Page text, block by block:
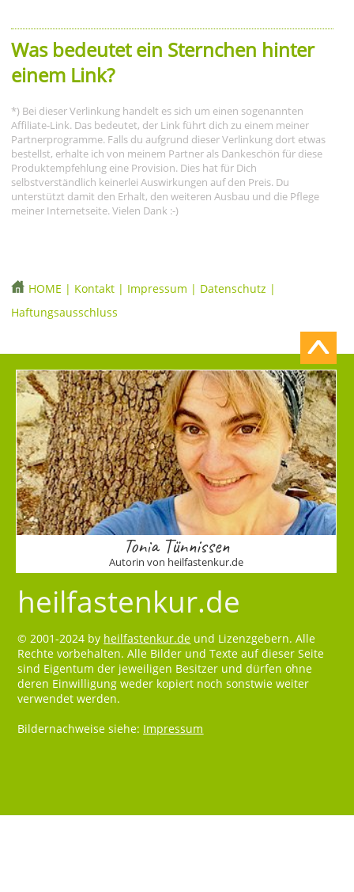
Was bedeutet ein Sternchen hinter
einem Link?
*) Bei dieser Verlinkung handelt es sich um einen sogenannten
Affiliate-Link. Das bedeutet, der Link führt dich zu einem meiner
Partnerprogramme. Falls du aufgrund dieser Verlinkung dort etwas
bestellst, erhalte ich von meinem Partner als Dankeschön für diese
Produktempfehlung eine Provision. Dies hat für Dich
selbstverständlich keinerlei Auswirkungen auf den Preis. Du
unterstützt damit den Erhalt, den weiteren Ausbau und die Pflege
meiner Internetseite. Vielen Dank :-)
HOME | Kontakt | Impressum | Datenschutz |
Haftungsausschluss
Tonia Tünnissen
Autorin von heilfastenkur.de
heilfastenkur.de
© 2001-2024 by heilfastenkur.de und Lizenzgebern. Alle
Rechte vorbehalten. Alle Bilder und Texte auf dieser Seite
sind Eigentum der jeweiligen Besitzer und dürfen ohne
deren Einwilligung weder kopiert noch sonstwie weiter
verwendet werden.
Bildernachweise siehe: Impressum